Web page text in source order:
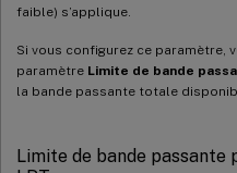
faible) s’applique.
Si vous configurez ce paramètre,
paramètre Limite de bande
la bande passante totale
Limite de bande